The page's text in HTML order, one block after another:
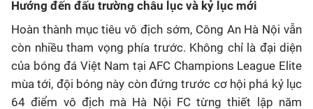
Hướng đến đấu trường châu lục và kỷ lục mới
Hoàn thành mục tiêu vô địch sớm, Công An Hà Nội vẫn
còn nhiều tham vọng phía trước. Không chỉ là đại diện
của bóng đá Việt Nam tại AFC Champions League Elite
mùa tới, đội bóng này còn đứng trước cơ hội phá kỷ lục
64 điểm vô địch mà Hà Nội FC từng thiết lập năm